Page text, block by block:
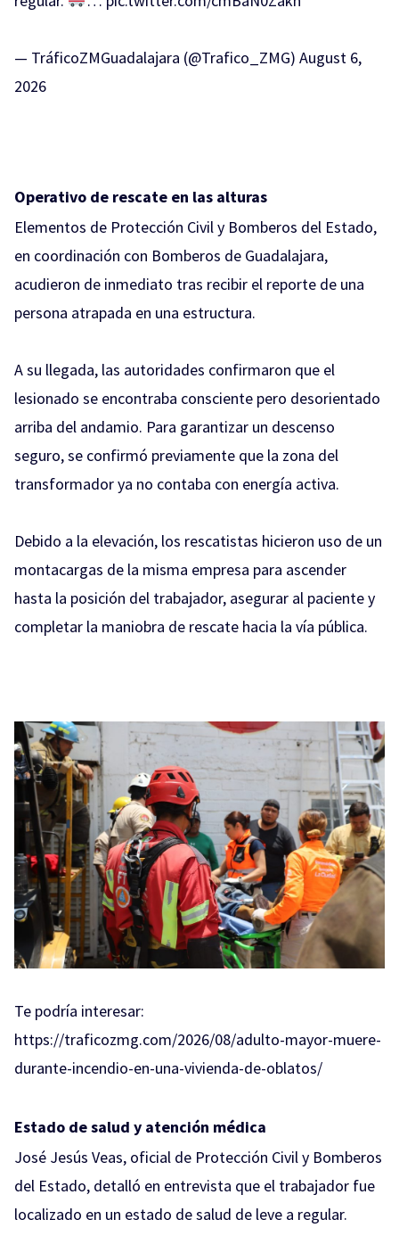
— TráficoZMGuadalajara (@Trafico_ZMG) August 6,
2026
Operativo de rescate en las alturas
Elementos de Protección Civil y Bomberos del Estado,
en coordinación con Bomberos de Guadalajara,
acudieron de inmediato tras recibir el reporte de una
persona atrapada en una estructura.
A su llegada, las autoridades confirmaron que el
lesionado se encontraba consciente pero desorientado
arriba del andamio. Para garantizar un descenso
seguro, se confirmó previamente que la zona del
transformador ya no contaba con energía activa.
Debido a la elevación, los rescatistas hicieron uso de un
montacargas de la misma empresa para ascender
hasta la posición del trabajador, asegurar al paciente y
completar la maniobra de rescate hacia la vía pública.
Te podría interesar:
https://traficozmg.com/2026/08/adulto-mayor-muere-
durante-incendio-en-una-vivienda-de-oblatos/
Estado de salud y atención médica
José Jesús Veas, oficial de Protección Civil y Bomberos
del Estado, detalló en entrevista que el trabajador fue
localizado en un estado de salud de leve a regular.